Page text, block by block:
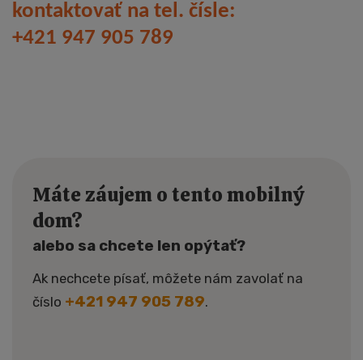
kontaktovať na tel. čísle:
+421 947 905 789
Máte záujem o tento mobilný
dom?
alebo sa chcete len opýtať?
Ak nechcete písať, môžete nám zavolať na
číslo +421 947 905 789.